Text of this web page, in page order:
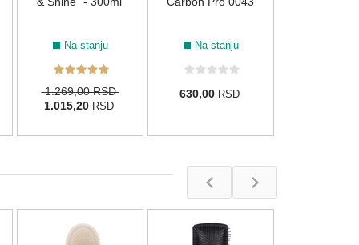
Na stanju
1.269,00 RSD
1.015,20 RSD
Na stanju
630,00 RSD